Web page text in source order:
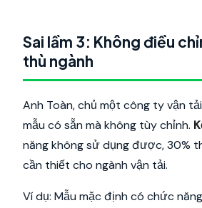
Sai lầm 3: Không điều
thù ngành
Anh Toàn, chủ một công ty vận
mẫu có sẵn mà không tùy chỉnh.
năng không sử dụng được, 30%
cần thiết cho ngành vận tải.
Ví dụ: Mẫu mặc định có chức